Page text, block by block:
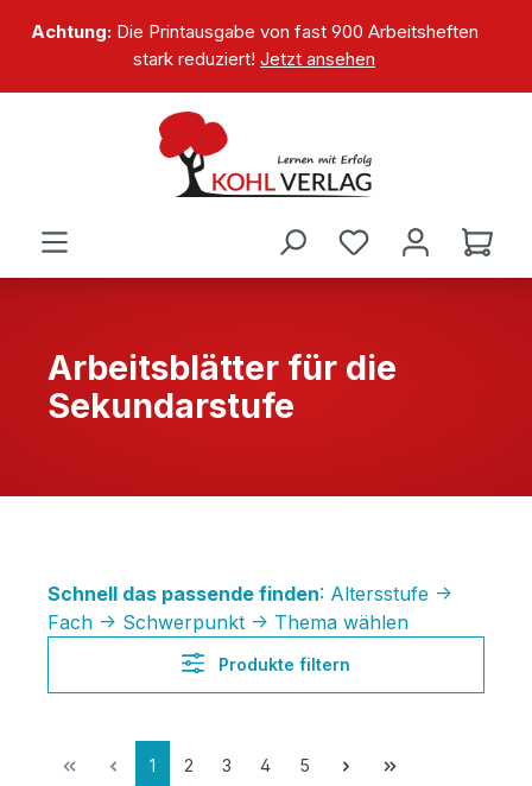
springen
Achtung:Die Printausgabe von fast 900 Arbeitsheften
stark reduziert! Jetzt ansehen
Arbeitsblätter für die
Sekundarstufe
Schnell das passende finden: Altersstufe ->
Fach -> Schwerpunkt -> Thema wählen
Produkte filtern
1 2 3 4 5